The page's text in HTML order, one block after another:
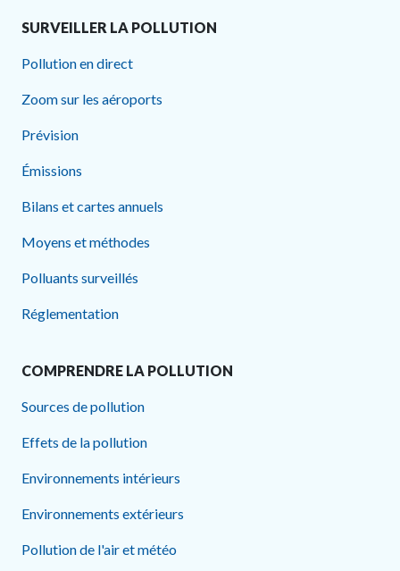
SURVEILLER LA POLLUTION
Pollution en direct
Zoom sur les aéroports
Prévision
Émissions
Bilans et cartes annuels
Moyens et méthodes
Polluants surveillés
Réglementation
COMPRENDRE LA POLLUTION
Sources de pollution
Effets de la pollution
Environnements intérieurs
Environnements extérieurs
Pollution de l'air et météo